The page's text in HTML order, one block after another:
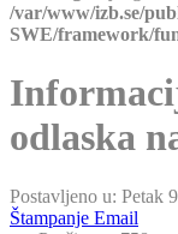
/var/www/izb.se/
SWE/framework/
odlaska
Postavljeno u: Petak
Štampanje Email